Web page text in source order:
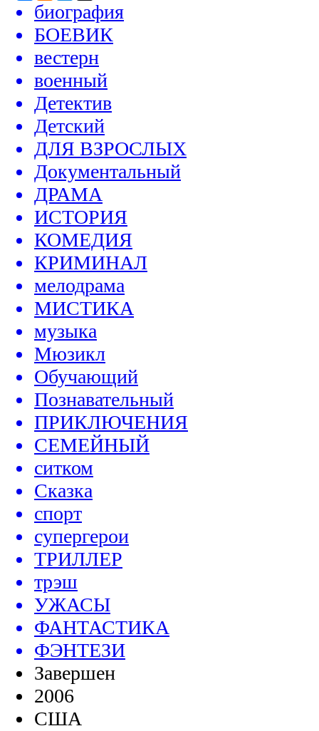
биография
БОЕВИК
вестерн
военный
Детектив
Детский
ДЛЯ ВЗРОСЛЫХ
Документальный
ДРАМА
ИСТОРИЯ
КОМЕДИЯ
КРИМИНАЛ
мелодрама
МИСТИКА
музыка
Мюзикл
Обучающий
Познавательный
ПРИКЛЮЧЕНИЯ
СЕМЕЙНЫЙ
ситком
Сказка
спорт
супергерои
ТРИЛЛЕР
трэш
УЖАСЫ
ФАНТАСТИКА
ФЭНТЕЗИ
Завершен
2006
США